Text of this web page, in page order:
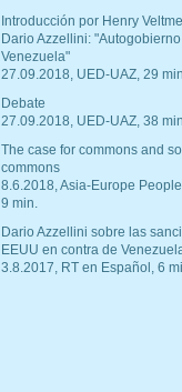
Introducción por Henry
Dario Azzellini:
Venezuela"
27.09.2018, UED-UAZ, 29
Debate
27.09.2018, UED-UAZ, 38
The case for commons and
commons
8.6.2018, Asia-Europe
9 min.
Dario Azzellini sobre las
EEUU en contra de
3.8.2017, RT en Español, 6